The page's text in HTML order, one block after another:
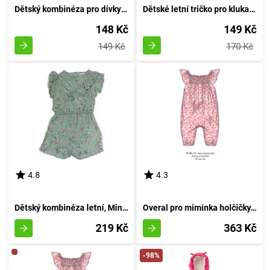
Dětský kombinéza pro dívky na léto, Minoti, PLÁŽ 5, modrá - 92/98 | 2/3let
148 Kč
149 Kč
Dětské letní tričko pro kluka, Minoti, SURF 5, velikost 86/92 | 18-24 měsíců
149 Kč
170 Kč
4.8
Dětský kombinéza letní, Minoti, TAJNÝ 10, zelená - velikost 92/98 | 2/3roky
219 Kč
4.3
Overal pro miminka holčičky, Minoti, Fruits 7, růžový - velikost 74/80 | 9-12 měsíců
363 Kč
-98%